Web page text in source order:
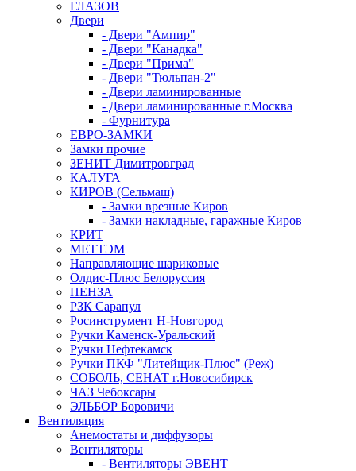
ГЛАЗОВ
Двери
- Двери "Ампир"
- Двери "Канадка"
- Двери "Прима"
- Двери "Тюльпан-2"
- Двери ламинированные
- Двери ламинированные г.Москва
- Фурнитура
ЕВРО-ЗАМКИ
Замки прочие
ЗЕНИТ Димитровград
КАЛУГА
КИРОВ (Сельмаш)
- Замки врезные Киров
- Замки накладные, гаражные Киров
КРИТ
МЕТТЭМ
Направляющие шариковые
Олдис-Плюс Белоруссия
ПЕНЗА
РЗК Сарапул
Росинструмент Н-Новгород
Ручки Каменск-Уральский
Ручки Нефтекамск
Ручки ПКФ "Литейщик-Плюс" (Реж)
СОБОЛЬ, СЕНАТ г.Новосибирск
ЧАЗ Чебоксары
ЭЛЬБОР Боровичи
Вентиляция
Анемостаты и диффузоры
Вентиляторы
- Вентиляторы ЭВЕНТ